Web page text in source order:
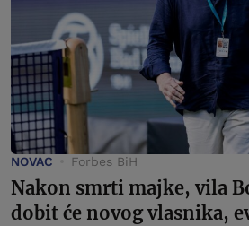
NOVAC Forbes BiH
Nakon smrti majke, vila
dobit će novog vlasnika,